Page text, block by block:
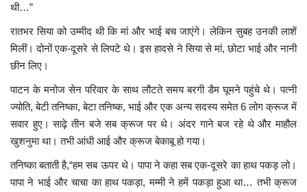
थी…”
रातभर सिया को उम्मीद थी कि मां और भाई बच जाएंगे। लेकिन सुबह उनकी लाशें
मिलीं। दोनों एक-दूसरे से लिपटे थे। इस हादसे ने सिया से मां, छोटा भाई और नानी
छीन लिए।
पाटन के मनोज सेन परिवार के साथ लौटते समय बरगी डैम घूमने पहुंचे थे। पत्नी
ज्योति, बेटी तनिष्का, बेटा तनिष्क, भाई और एक अन्य सदस्य समेत 6 लोग क्रूज में
सवार हुए। साढ़े तीन बजे सब क्रूज पर थे। अंदर गाने बज रहे थे और माहौल
खुशनुमा था। तभी आंधी आई और क्रूज बेकाबू हो गया।
तनिष्का बताती है,“हम सब ऊपर थे। पापा ने कहा सब एक-दूसरे का हाथ पकड़ लो।
पापा ने भाई और चाचा का हाथ पकड़ा, मम्मी ने हमें पकड़ा हुआ था… तभी क्रूज